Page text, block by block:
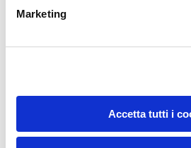
Marketing
Accetta tutti i
ALLENATI CON ME!